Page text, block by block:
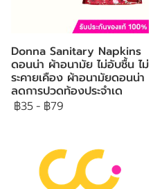
Donna Sanitary Napkins
ดอนน่า ผ้าอนามัย ไม่อับชื้น ไม่
ระคายเคือง ผ้าอนามัยดอนน่า
ลดการปวดท้องประจำเด
฿35- ฿79